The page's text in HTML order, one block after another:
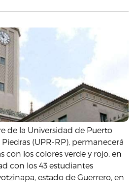
de la Universidad de Puerto
(UPR-RP), permanecerá
con los colores verde y rojo, en
con los 43 estudiantes
estado de Guerrero, en